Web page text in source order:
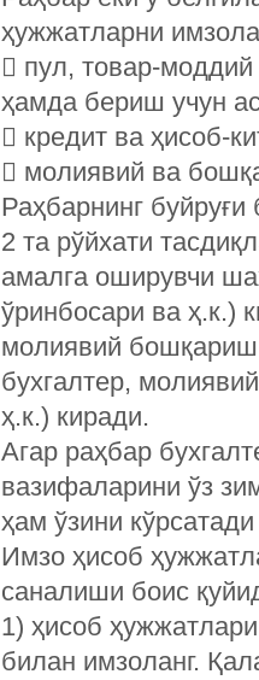
ҳужжатларни
 пул, товар-
ҳамда бериш учун
 кредит ва ҳисоб-
 молиявий ва
Раҳбарнинг
2 та рўйхати
амалга оширувчи
ўринбосари ва ҳ.к.)
молиявий
бухгалтер,
ҳ.к.) киради.
Агар раҳбар
вазифаларини ўз
ҳам ўзини
Имзо ҳисоб
саналиши боис
1) ҳисоб
билан имзоланг.